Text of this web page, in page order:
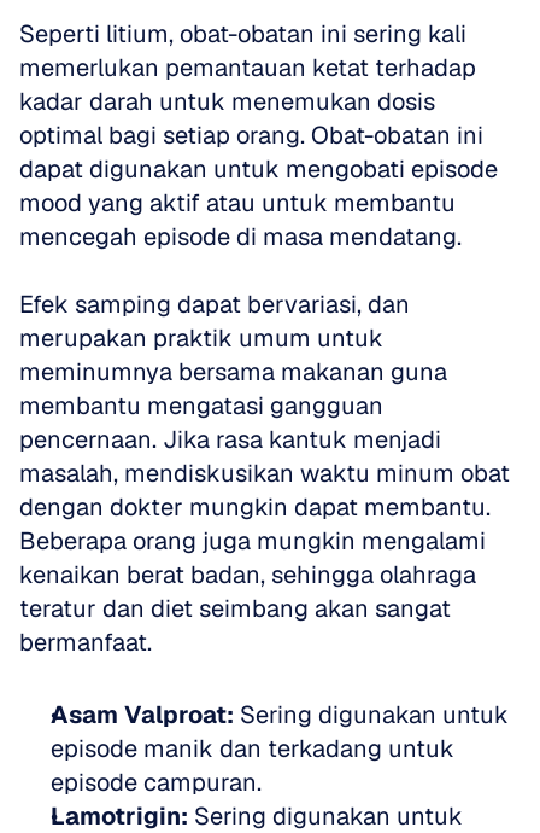
Seperti litium, obat-obatan ini sering kali
memerlukan pemantauan ketat terhadap
kadar darah untuk menemukan dosis
optimal bagi setiap orang. Obat-obatan ini
dapat digunakan untuk mengobati episode
mood yang aktif atau untuk membantu
mencegah episode di masa mendatang.
Efek samping dapat bervariasi, dan
merupakan praktik umum untuk
meminumnya bersama makanan guna
membantu mengatasi gangguan
pencernaan. Jika rasa kantuk menjadi
masalah, mendiskusikan waktu minum obat
dengan dokter mungkin dapat membantu.
Beberapa orang juga mungkin mengalami
kenaikan berat badan, sehingga olahraga
teratur dan diet seimbang akan sangat
bermanfaat.
Asam Valproat: Sering digunakan untuk
episode manik dan terkadang untuk
episode campuran.
Lamotrigin: Sering digunakan untuk